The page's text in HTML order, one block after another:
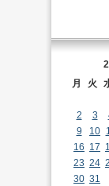
月
火
2
3
9
10
16 17
23 24
30 31